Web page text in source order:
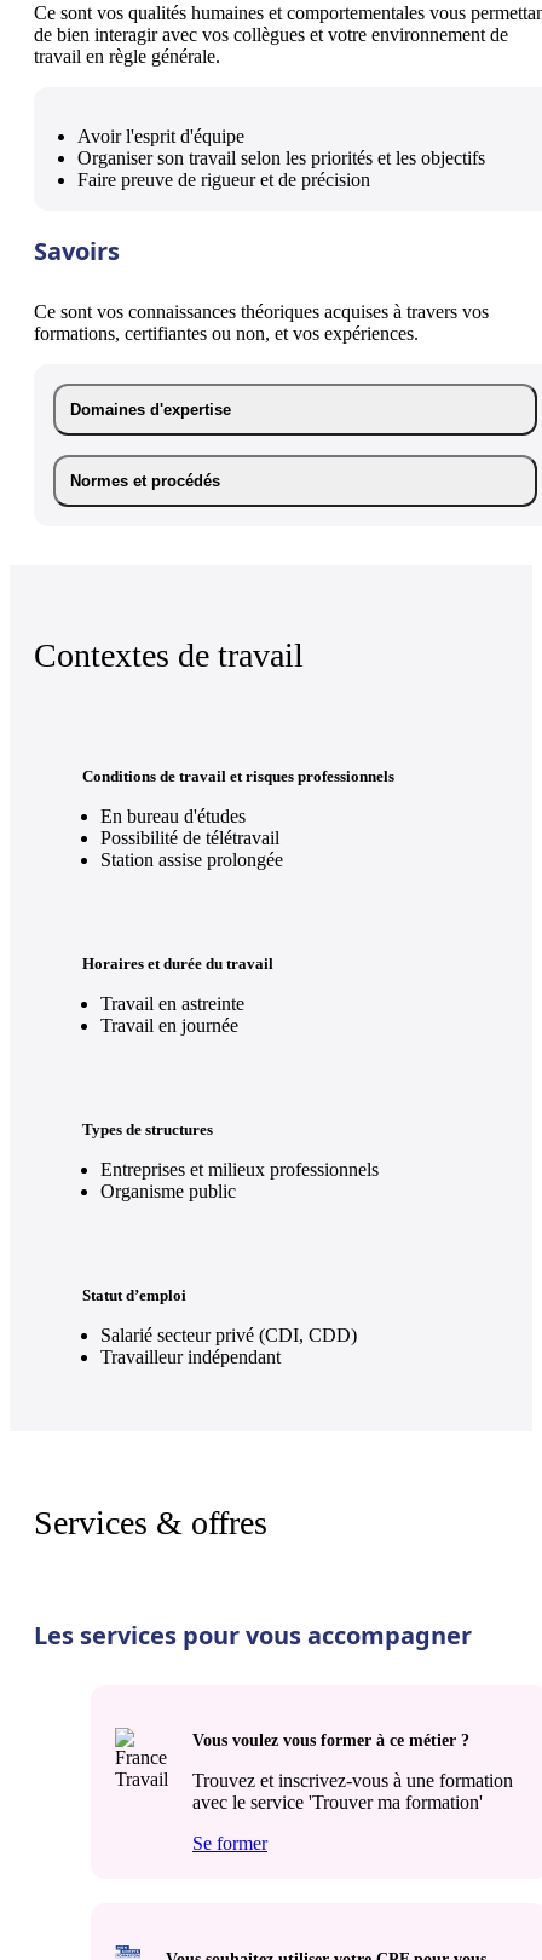
Ce sont vos qualités humaines et comportementales vous
de bien interagir avec vos collègues et votre environnement de
travail en règle générale.
Avoir l'esprit d'équipe
Organiser son travail selon les priorités et les objectifs
Faire preuve de rigueur et de précision
Savoirs
Ce sont vos connaissances théoriques acquises à travers vos
formations, certifiantes ou non, et vos expériences.
Domaines d'expertise
Normes et procédés
Contextes de travail
Conditions de travail et risques professionnels
En bureau d'études
Possibilité de télétravail
Station assise prolongée
Horaires et durée du travail
Travail en astreinte
Travail en journée
Types de structures
Entreprises et milieux professionnels
Organisme public
Statut d’emploi
Salarié secteur privé (CDI, CDD)
Travailleur indépendant
Services & offres
Les services pour vous accompagner
Vous voulez vous former à ce métier ?
Trouvez et inscrivez-vous à une formation
avec le service 'Trouver ma formation'
Se former